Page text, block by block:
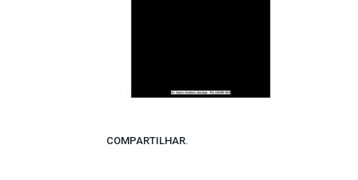
COMPARTILHAR.